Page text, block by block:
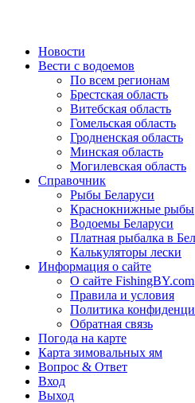
Новости
Вести с водоемов
По всем регионам
Брестская область
Витебская область
Гомельская область
Гродненская область
Минская область
Могилевская область
Справочник
Рыбы Беларуси
Краснокнижные рыбы
Водоемы Беларуси
Платная рыбалка в
Калькуляторы лески
Информация о сайте
О сайте FishingBY.com
Правила и условия
Политика
Обратная связь
Погода на карте
Карта зимовальных ям
Вопрос & Ответ
Вход
Выход